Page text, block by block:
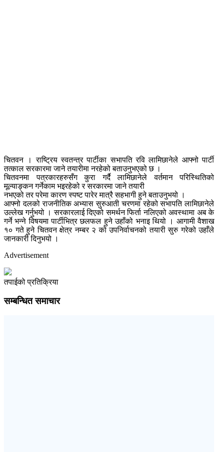
चितवन । राष्ट्रिय स्वतन्त्र पार्टीका सभापति रवि लामिछानेले आफ्नो पार्टी
तत्काल सरकारमा जाने तयारीमा नरहेको बताउनुभएको छ ।
चितवनमा पत्रकारहरुसँग कुरा गर्दै लामिछानेले वर्तमान परिस्थितिको
मूल्याङ्कन गर्नेकाम भइरहेको र सरकारमा जाने तयारी
नभएको तर परेमा कारण स्पष्ट पारेर मात्रै सहभागी हुने बताउनुभयो ।
आफ्नो दलको राजनीतिक अभ्यास सुरुआती चरणमा रहेको सभापति लामिछानेले
उल्लेख गर्नुभयो । सरकारलाई दिएको समर्थन फिर्ता नलिएको अवस्थामा अब के
गर्ने भन्ने विषयमा पार्टीभित्र छलफल हुने उहाँको भनाइ थियो । आगामी वैशाख
१० गते हुने चितवन क्षेत्र नम्बर २ को उपनिर्वाचनको तयारी सुरु गरेको उहाँले
जानकारी दिनुभयो ।
Advertisement
तपाईको प्रतिक्रिया
सम्बन्धित समाचार